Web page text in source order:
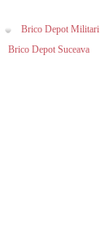
Brico Depot Militari
Brico Depot Suceava